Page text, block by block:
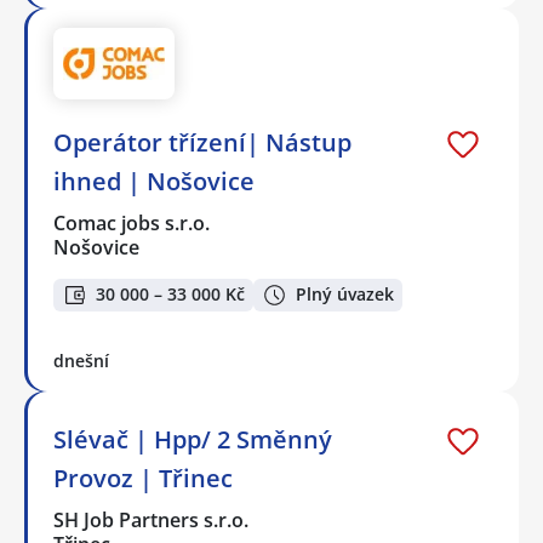
Operátor třízení| Nástup
ihned | Nošovice
Comac jobs s.r.o.
Nošovice
30 000 – 33 000 Kč Plný úvazek
dnešní
Slévač | Hpp/ 2 Směnný
Provoz | Třinec
SH Job Partners s.r.o.